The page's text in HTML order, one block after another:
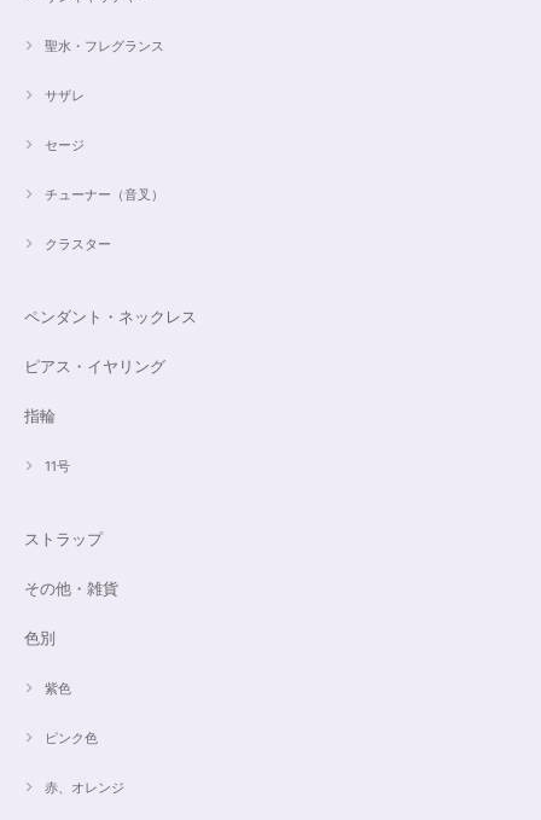
聖水・フレグランス
サザレ
セージ
チューナー（音叉）
クラスター
ペンダント・ネックレス
ピアス・イヤリング
指輪
11号
ストラップ
その他・雑貨
色別
紫色
ピンク色
赤、オレンジ